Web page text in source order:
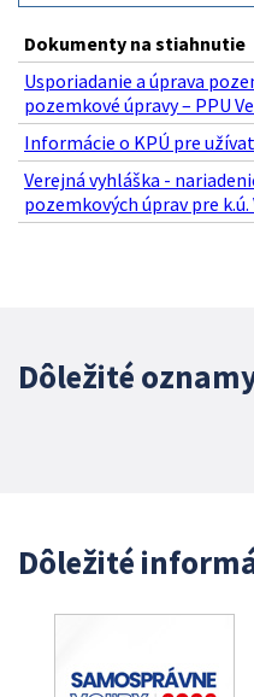
Dokumenty na stiahnutie
Usporiadanie a úprava
pozemkové úpravy – PPU
Informácie o KPÚ pre
Verejná vyhláška -
pozemkových úprav pre
Dôležité
Dôležité